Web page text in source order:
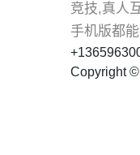
竞技,真人
手机版都
Copyright ©